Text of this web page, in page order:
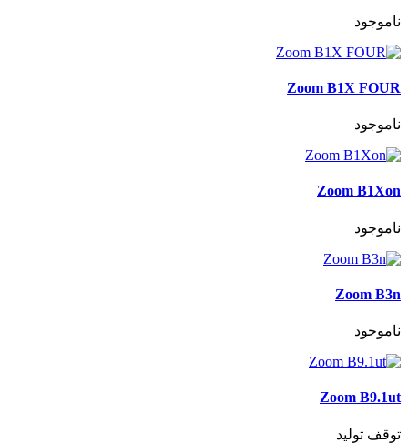
ناموجود
Zoom B1X FOUR
ناموجود
Zoom B1Xon
ناموجود
Zoom B3n
ناموجود
Zoom B9.1ut
توقف تولید